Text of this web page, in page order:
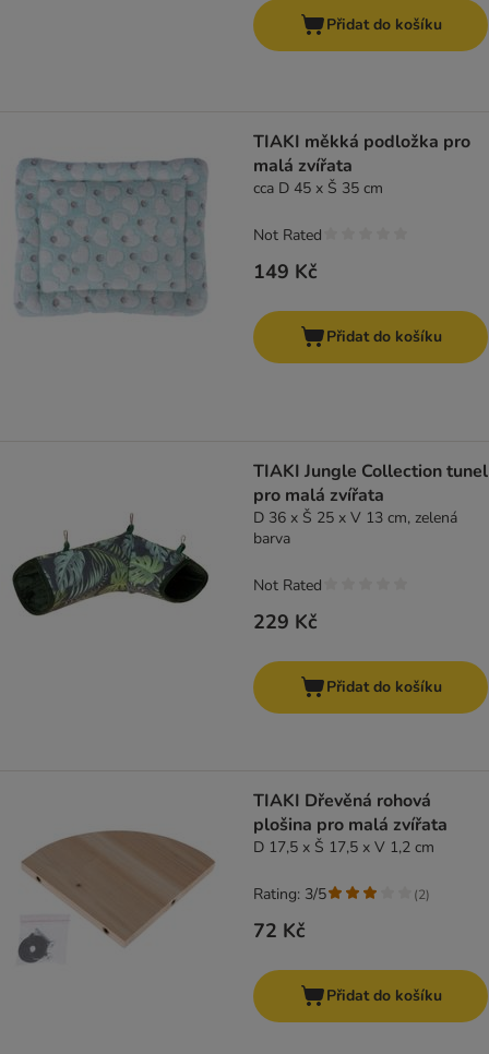
Přidat do košíku
TIAKI měkká podložka pro
malá zvířata
cca D 45 x Š 35 cm
149 Kč
Not Rated
Přidat do košíku
TIAKI Jungle Collection tunel
pro malá zvířata
D 36 x Š 25 x V 13 cm, zelená
barva
229 Kč
Not Rated
Přidat do košíku
TIAKI Dřevěná rohová
plošina pro malá zvířata
D 17,5 x Š 17,5 x V 1,2 cm
72 Kč
Rating: 3/5 (2)
Přidat do košíku